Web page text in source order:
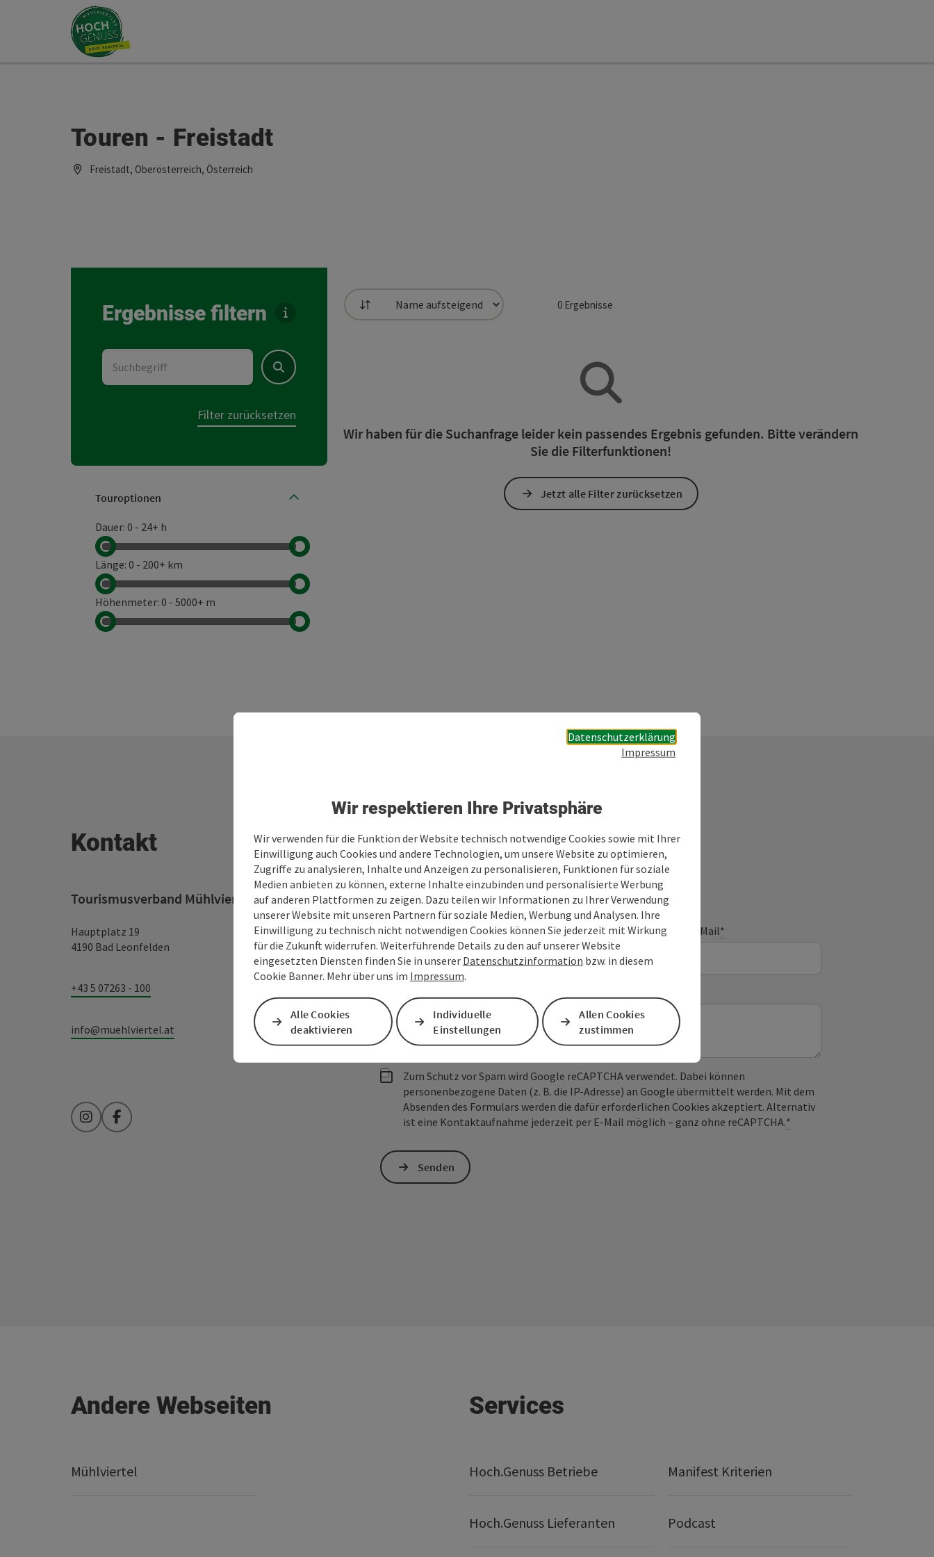
Zum InhaltAccesskey
[0]
Zum Seitenanfang
Touren - Freistadt
Freistadt, Oberösterreich, Österreich
Ergebnisse filtern
Suchbegriff
Suchen
Filter zurücksetzen
Touroptionen
Der Bereich der Schieberegler kann mittels Pfeiltasten verändert werden. Die Ergebnisse werden ansschließend neu geladen.
Dauer: 0 - 24+ h
Länge: 0 - 200+ km
Höhenmeter: 0 - 5000+ m
Sortierung 0Ergebnisse
Wir haben für die Suchanfrage leider kein passendes Ergebnis gefunden. Bitte verändern
Sie die Filterfunktionen!
Jetzt alle Filter zurücksetzen
Kontakt
Tourismusverband Mühlviertel
Hauptplatz 19
4190 Bad Leonfelden
+43 5 07263 - 100
info@muehlviertel.at
InstagramFacebook
Ihre Nachricht
Felder mit*sind Pflichtfelder
Vorname Nachname E-Mail*
Zum Schutz vor Spam wird Google reCAPTCHA verwendet. Dabei können
personenbezogene Daten (z. B. die IP-Adresse) an Google übermittelt werden. Mit dem
Absenden des Formulars werden die dafür erforderlichen Cookies akzeptiert. Alternativ
ist eine Kontaktaufnahme jederzeit per E-Mail möglich – ganz ohne reCAPTCHA.*
Senden
Andere Webseiten
Mühlviertel
Services
Hoch.Genuss Betriebe Manifest Kriterien
Hoch.Genuss Lieferanten Podcast
Datenschutzerklärung
Impressum
Wir respektieren Ihre Privatsphäre
Wir verwenden für die Funktion der Website technisch notwendige Cookies sowie mit Ihrer
Einwilligung auch Cookies und andere Technologien, um unsere Website zu optimieren,
Zugriffe zu analysieren, Inhalte und Anzeigen zu personalisieren, Funktionen für soziale
Medien anbieten zu können, externe Inhalte einzubinden und personalisierte Werbung
auf anderen Plattformen zu zeigen. Dazu teilen wir Informationen zu Ihrer Verwendung
unserer Website mit unseren Partnern für soziale Medien, Werbung und Analysen. Ihre
Einwilligung zu technisch nicht notwendigen Cookies können Sie jederzeit mit Wirkung
für die Zukunft widerrufen. Weiterführende Details zu den auf unserer Website
eingesetzten Diensten finden Sie in unserer Datenschutzinformation bzw. in diesem
Cookie Banner. Mehr über uns im Impressum.
Alle Cookies
deaktivieren
Individuelle
Einstellungen
Allen Cookies
zustimmen